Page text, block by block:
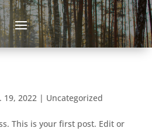
19, 2022| Uncategorized
This is your first post. Edit or